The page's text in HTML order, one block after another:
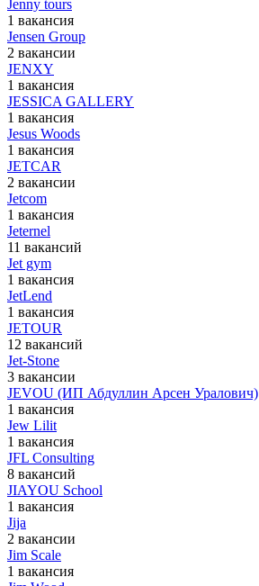
Jenny tours
1 вакансия
Jensen Group
2 вакансии
JENXY
1 вакансия
JESSICA GALLERY
1 вакансия
Jesus Woods
1 вакансия
JETCAR
2 вакансии
Jetcom
1 вакансия
Jeternel
11 вакансий
Jet gym
1 вакансия
JetLend
1 вакансия
JETOUR
12 вакансий
Jet-Stone
3 вакансии
JEVOU (ИП Абдуллин Арсен Уралович)
1 вакансия
Jew Lilit
1 вакансия
JFL Consulting
8 вакансий
JIAYOU School
1 вакансия
Jija
2 вакансии
Jim Scale
1 вакансия